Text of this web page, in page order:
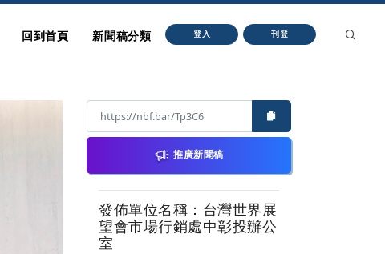
回到首頁 新聞稿分類 登入 刊登
推廣新聞稿
發佈單位名稱：台灣世界展
望會市場行銷處中彰投辦公
室